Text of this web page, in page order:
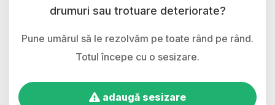
drumuri sau trotuare deteriorate?
Pune umărul să le rezolvăm pe toate rând pe rând.
Totul începe cu o sesizare.
adaugă sesizare